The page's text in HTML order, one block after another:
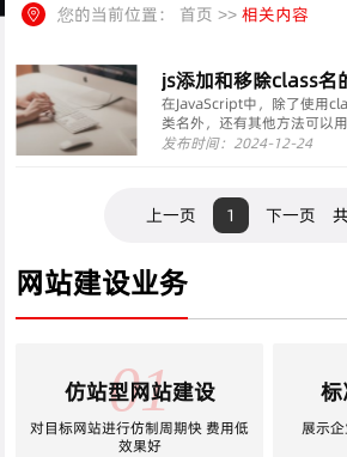
您的当前位置： 首页 >>相关内容
js添加和移除class名
在JavaScript中，除了使用
类名外，还有其他方法可以
下是一些常用的方法：添加
发布时间：2024-12-24
上一页 1 下一页
网站建设业务
01
仿站型网站建设
对目标网站进行仿制周期快 费用低
效果好
展示